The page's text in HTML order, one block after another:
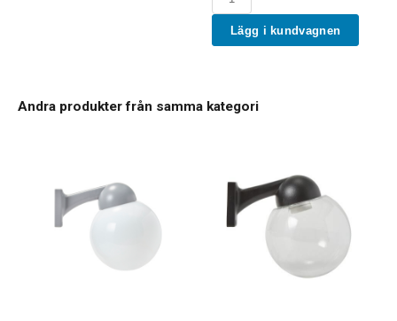
Lägg i kundvagnen
Andra produkter från samma kategori